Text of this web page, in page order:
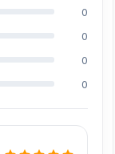
0
0
0
0